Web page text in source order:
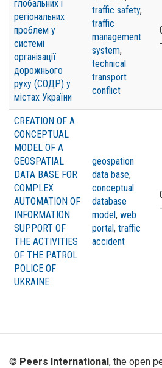
глобальних і
регіональних
проблем у
системі
організації
дорожнього
руху (СОДР) у
містах України
traffic safety,
traffic
management
system,
technical
transport
conflict
CREATION OF A
CONCEPTUAL
MODEL OF A
GEOSPATIAL
DATA BASE FOR
COMPLEX
AUTOMATION OF
INFORMATION
SUPPORT OF
THE ACTIVITIES
OF THE PATROL
POLICE OF
UKRAINE
geospation
data base,
conceptual
database
model, web
portal, traffic
accident
© Peers International, the open